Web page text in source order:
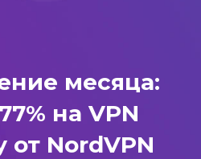
месяца:
на VPN
от NordVPN